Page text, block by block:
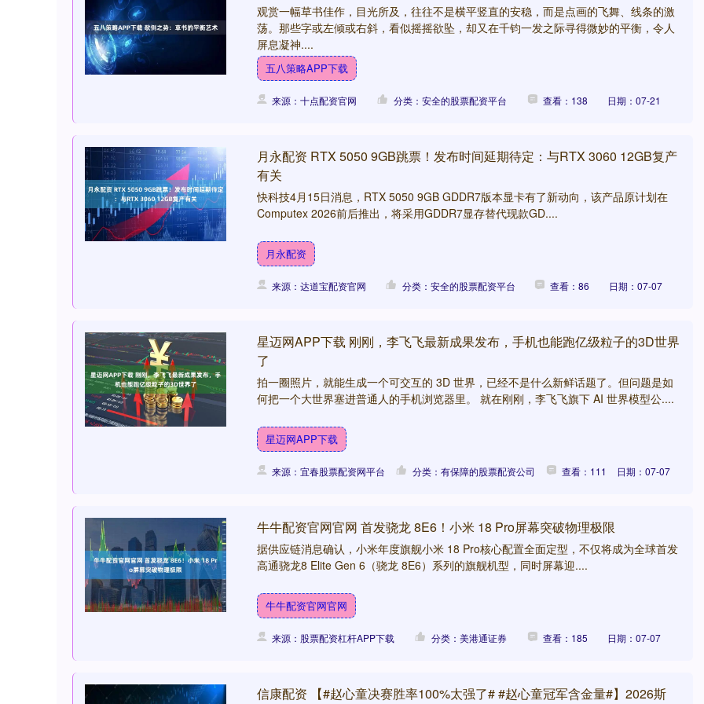
观赏一幅草书佳作，目光所及，往往不是横平竖直的安稳，而是点画的飞舞、线条的激
荡。那些字或左倾或右斜，看似摇摇欲坠，却又在千钧一发之际寻得微妙的平衡，令人
屏息凝神....
五八策略APP下载
来源：十点配资官网 分类：安全的股票配资平台 查看：138 日期：07-21
月永配资 RTX 5050 9GB跳票！发布时间延期待定：与RTX 3060 12GB复产
有关
快科技4月15日消息，RTX 5050 9GB GDDR7版本显卡有了新动向，该产品原计划在
Computex 2026前后推出，将采用GDDR7显存替代现款GD....
月永配资
来源：达道宝配资官网 分类：安全的股票配资平台 查看：86 日期：07-07
星迈网APP下载 刚刚，李飞飞最新成果发布，手机也能跑亿级粒子的3D世界
了
拍一圈照片，就能生成一个可交互的 3D 世界，已经不是什么新鲜话题了。但问题是如
何把一个大世界塞进普通人的手机浏览器里。 就在刚刚，李飞飞旗下 AI 世界模型公....
星迈网APP下载
来源：宜春股票配资网平台 分类：有保障的股票配资公司 查看：111 日期：07-07
牛牛配资官网官网 首发骁龙 8E6！小米 18 Pro屏幕突破物理极限
据供应链消息确认，小米年度旗舰小米 18 Pro核心配置全面定型，不仅将成为全球首发
高通骁龙8 Elite Gen 6（骁龙 8E6）系列的旗舰机型，同时屏幕迎....
牛牛配资官网官网
来源：股票配资杠杆APP下载 分类：美港通证券 查看：185 日期：07-07
信康配资 【#赵心童决赛胜率100%太强了# #赵心童冠军含金量#】2026斯